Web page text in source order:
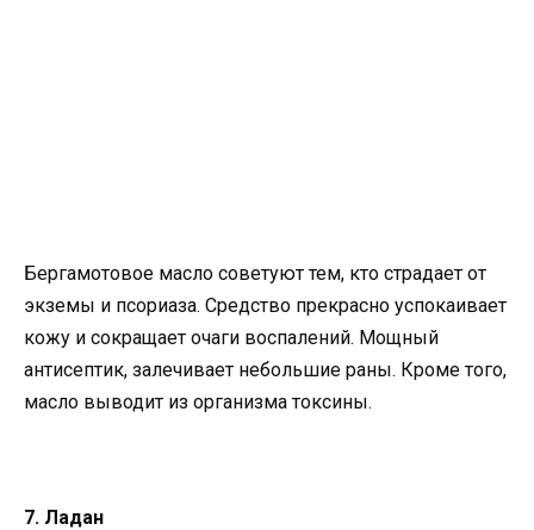
Бергамотовое масло советуют тем, кто страдает от
экземы и псориаза. Средство прекрасно успокаивает
кожу и сокращает очаги воспалений. Мощный
антисептик, залечивает небольшие раны. Кроме того,
масло выводит из организма токсины.
7. Ладан